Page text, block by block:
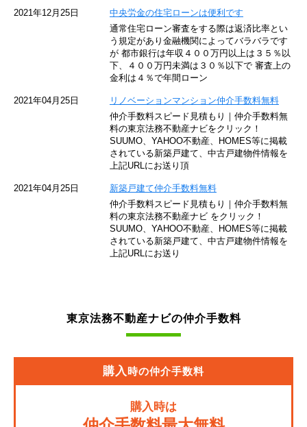
京王京王線
東京臨海高速鉄道
東急世田谷線
JR南武線
2021年12月25日
中央労金の住宅ローンは便利です
通常住宅ローン審査をする際は返済比率とい
う規定があり金融機関によってバラバラです
が 都市銀行は年収４００万円以上は３５％以
下、４００万円未満は３０％以下で 審査上の
金利は４％で年間ローン
2021年04月25日
リノベーションマンション仲介手数料無料
仲介手数料スピード見積もり｜仲介手数料無
料の東京法務不動産ナビをクリック！
SUUMO、YAHOO不動産、HOMES等に掲載
されている新築戸建て、中古戸建物件情報を
上記URLにお送り頂
2021年04月25日
新築戸建て仲介手数料無料
仲介手数料スピード見積もり｜仲介手数料無
料の東京法務不動産ナビ をクリック！
SUUMO、YAHOO不動産、HOMES等に掲載
されている新築戸建て、中古戸建物件情報を
上記URLにお送り
東京法務不動産ナビの仲介手数料
購入時の仲介手数料
購入時は